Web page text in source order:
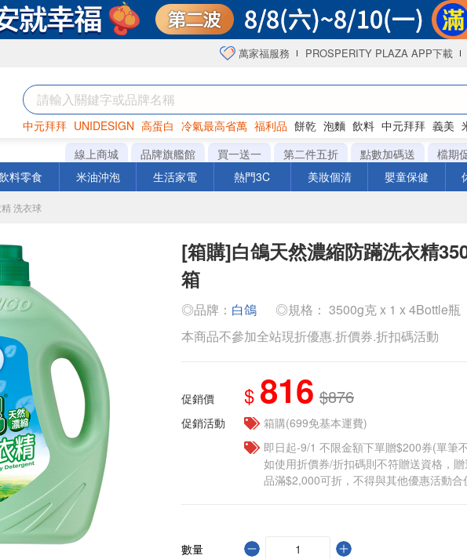
萬家福服務 PROSPERITY PLAZA APP下載
中元拜拜 UNIDESIGN 高蛋白 冷氣最高省萬 福利品 餅乾 泡麵 飲料 中元拜拜 義美
罐頭 咖啡 海苔
線上商城 品牌旗艦館 買一送一 第二件五折 點數加碼送
檔期
料零食 米油沖泡 生活家電 熱門3C 美妝個清 嬰童保健
洗衣球
[箱購]白鴿天然濃縮防蹣洗衣精
箱
◎品牌： 白鴿
◎規格： 3500g克 x 1 x 4Bottle瓶
本商品不參加全站現折優惠.折價券.折扣碼活動
促銷價 $ 816 $876
促銷活動
箱購(699免基本運費)
即日起-9/1 不限金額下單贈$200券(單筆
如使用折價券/折扣碼則不符贈送資格，
品滿$2,000可折，不得與其他優惠活動合
數量